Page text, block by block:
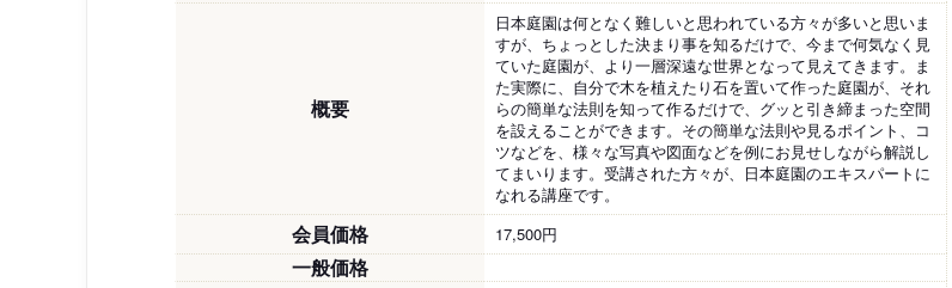
概要
日本庭園は何となく難しいと思われている方々が多いと思いま
すが、ちょっとした決まり事を知るだけで、今まで何気なく見
ていた庭園が、より一層深遠な世界となって見えてきます。ま
た実際に、自分で木を植えたり石を置いて作った庭園が、それ
らの簡単な法則を知って作るだけで、グッと引き締まった空間
を設えることができます。その簡単な法則や見るポイント、コ
ツなどを、様々な写真や図面などを例にお見せしながら解説し
てまいります。受講された方々が、日本庭園のエキスパートに
なれる講座です。
会員価格 17,500円
一般価格